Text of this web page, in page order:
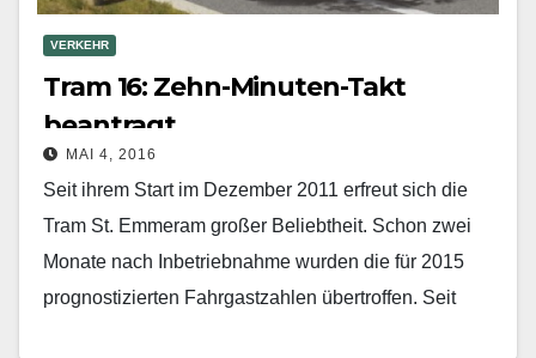
VERKEHR
Tram 16: Zehn-Minuten-Takt
beantragt
MAI 4, 2016
Seit ihrem Start im Dezember 2011 erfreut sich die
Tram St. Emmeram großer Beliebtheit. Schon zwei
Monate nach Inbetriebnahme wurden die für 2015
prognostizierten Fahrgastzahlen übertrof­fen. Seit